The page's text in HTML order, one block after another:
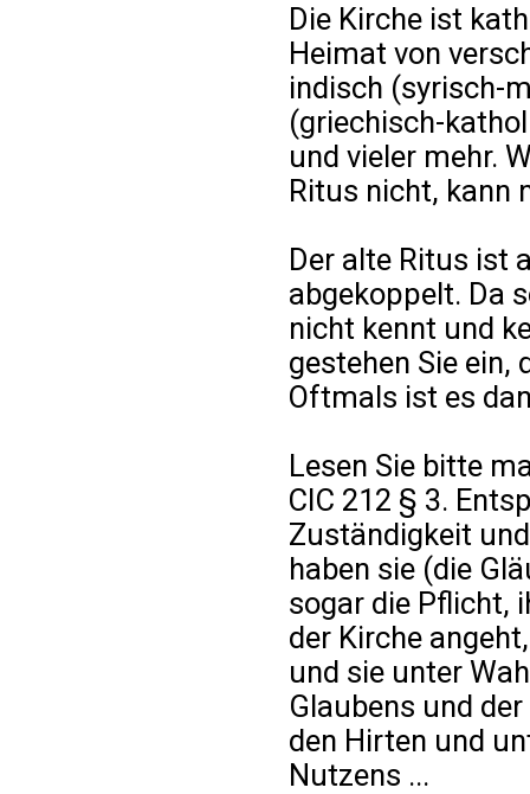
Die Kirche ist
Heimat von
indisch (syrisch-
(griechisch-
und vieler mehr.
Ritus nicht, kann
Der alte Ritus ist
abgekoppelt. Da
nicht kennt und
gestehen Sie ein,
Oftmals ist es
Lesen Sie bitte
CIC 212 § 3.
Zuständigkeit
haben sie (die
sogar die Pflicht,
der Kirche
und sie unter
Glaubens und
den Hirten und
Nutzens ...